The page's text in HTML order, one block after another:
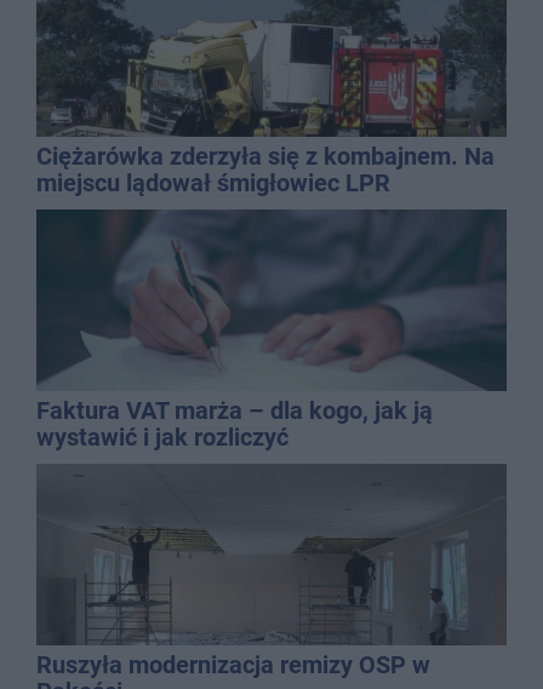
Ciężarówka zderzyła się z kombajnem. Na
miejscu lądował śmigłowiec LPR
Faktura VAT marża – dla kogo, jak ją
wystawić i jak rozliczyć
Ruszyła modernizacja remizy OSP w